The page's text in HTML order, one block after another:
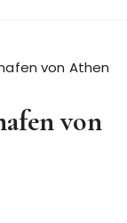
von Athen
von